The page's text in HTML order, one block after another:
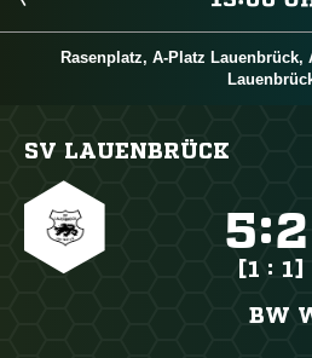
Rasenplatz, A-Platz Lauenbrück,
SV LAUENBRÜCK
:
[1 : 1]
BW